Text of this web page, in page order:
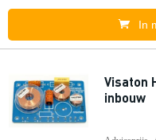
In
Visaton
inbouw